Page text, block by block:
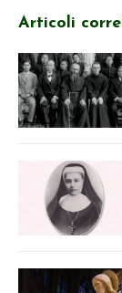
Articoli